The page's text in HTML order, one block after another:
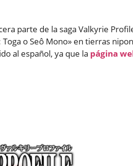
parte de la saga Valkyrie
o Seô Mono» en tierras
al español, ya que la página